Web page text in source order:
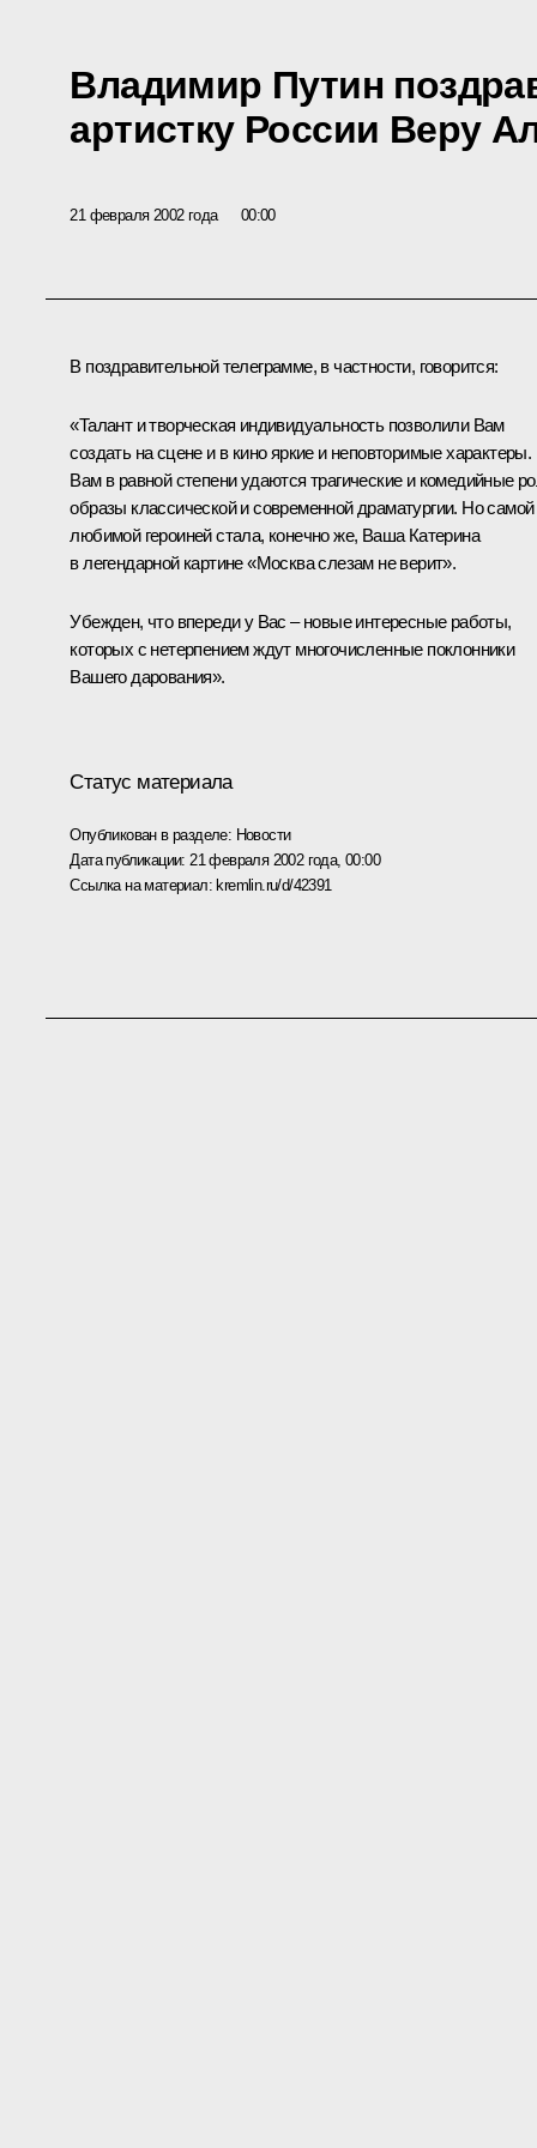
Владимир Путин
артистку России Веру
21 февраля 2002 года 00:00
В поздравительной телеграмме, в частности, говорится:
«Талант и творческая индивидуальность позволили Вам
создать на сцене и в кино яркие и неповторимые характеры.
Вам в равной степени удаются трагические и комедийные
образы классической и современной драматургии. Но самой
любимой героиней стала, конечно же, Ваша Катерина
в легендарной картине «Москва слезам не верит».
Убежден, что впереди у Вас – новые интересные работы,
которых с нетерпением ждут многочисленные поклонники
Вашего дарования».
Статус материала
Опубликован в разделе: Новости
Дата публикации: 21 февраля 2002 года, 00:00
Ссылка на материал:kremlin.ru/d/42391